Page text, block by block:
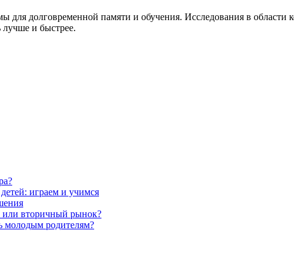
для долговременной памяти и обучения. Исследования в
лучше и быстрее.
играем и учимся
или вторичный рынок?
молодым родителям?